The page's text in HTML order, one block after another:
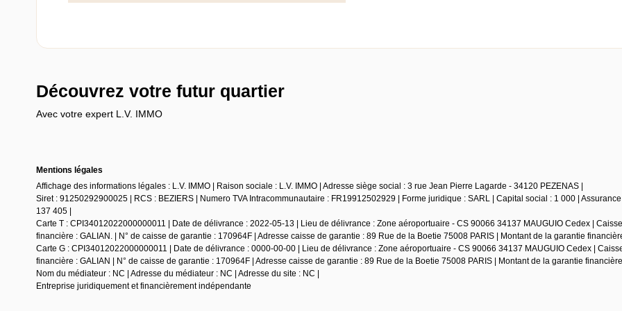
Découvrez votre futur quartier
Avec votre expert L.V. IMMO
Mentions légales
Affichage des informations légales : L.V. IMMO | Raison sociale : L.V. IMMO | Adresse siège social : 3 rue Jean Pierre Lagarde - 34120 PEZENAS |
Siret : 91250292900025 | RCS : BEZIERS | Numero TVA Intracommunautaire : FR19912502929 | Forme juridique : SARL | Capital social : 1 000 |
137 405 |
Carte T : CPI34012022000000011 | Date de délivrance : 2022-05-13 | Lieu de délivrance : Zone aéroportuaire - CS 90066 34137 MAUGUIO Cedex |
financière : GALIAN. | N° de caisse de garantie : 170964F | Adresse caisse de garantie : 89 Rue de la Boetie 75008 PARIS | Montant de la garantie
Carte G : CPI34012022000000011 | Date de délivrance : 0000-00-00 | Lieu de délivrance : Zone aéroportuaire - CS 90066 34137 MAUGUIO Cedex |
financière : GALIAN | N° de caisse de garantie : 170964F | Adresse caisse de garantie : 89 Rue de la Boetie 75008 PARIS | Montant de la garantie
Nom du médiateur : NC | Adresse du médiateur : NC | Adresse du site : NC |
Entreprise juridiquement et financièrement indépendante